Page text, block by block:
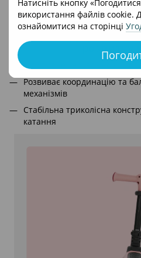
Натисніть кнопку
використання файлів cookie.
ознайомитися на сторінці
Контроль руху та
розвитку
Інтуїтивне керування за
Розвиває координацію та
механізмів
Стабільна триколісна
катання